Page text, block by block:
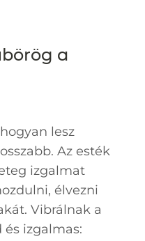
a
lesz
Az esték
izgalmat
élvezni
Vibrálnak a
izgalmas: